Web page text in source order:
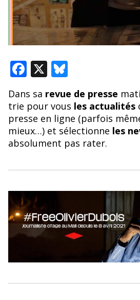
F
e
b
o
o
k
X Bl
u
e
sk
y
Dans sa revue de presse
trie pour vous les actualités
presse en ligne (parfois
mieux…) et sélectionne les
absolument pas rater.